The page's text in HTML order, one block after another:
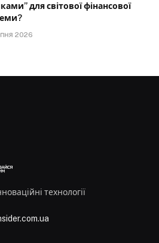
для світової фінансової
2026
технології